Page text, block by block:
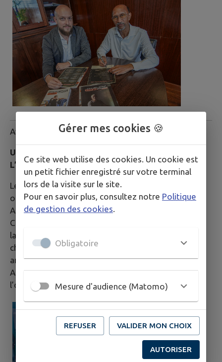
Avril 2026
UN REPAS SOLIDAIRE POUR ROMPRE
L’ISOLEMENT
Le mercredi 29 avril, le CCAS de La Possession a
organisé un repas solidaire au sein de l'École Arthur
Alméry.
Cette action, placée sous le signe du partage et de
la convivialité, a permis d’offrir un moment
chaleureux aux personnes présentes, dans une
ambiance bienveillante et humaine.
Au-delà du repas, cette initiative a surtout été
l’occasion de créer du lien et d’échanger.
Gérer mes cookies 🍪
Ce site web utilise des cookies. Un cookie est
un petit fichier enregistré sur votre terminal
lors de la visite sur le site.
Pour en savoir plus, consultez notre Politique
de gestion des cookies.
Obligatoire
Mesure d'audience (Matomo)
REFUSER VALIDER MON CHOIX
AUTORISER